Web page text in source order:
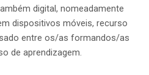
digital, nomeadamente
dispositivos móveis, recurso
entre os/as formandos/as
de aprendizagem.